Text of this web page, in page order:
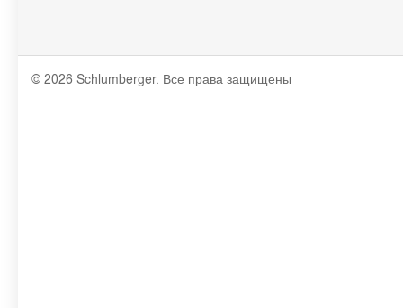
© 2026 Schlumberger. Все права защищены